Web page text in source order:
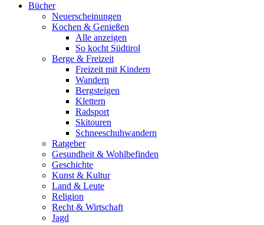
Bücher
Neuerscheinungen
Kochen & Genießen
Alle anzeigen
So kocht Südtirol
Berge & Freizeit
Freizeit mit Kindern
Wandern
Bergsteigen
Klettern
Radsport
Skitouren
Schneeschuhwandern
Ratgeber
Gesundheit & Wohlbefinden
Geschichte
Kunst & Kultur
Land & Leute
Religion
Recht & Wirtschaft
Jagd